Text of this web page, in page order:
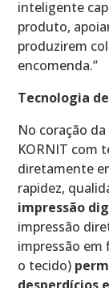
inteligente
produto,
produzirem
encomenda.”
Tecnologia
No coração
KORNIT com
diretamente
rapidez,
impressão
impressão
impressão em
o tecido)